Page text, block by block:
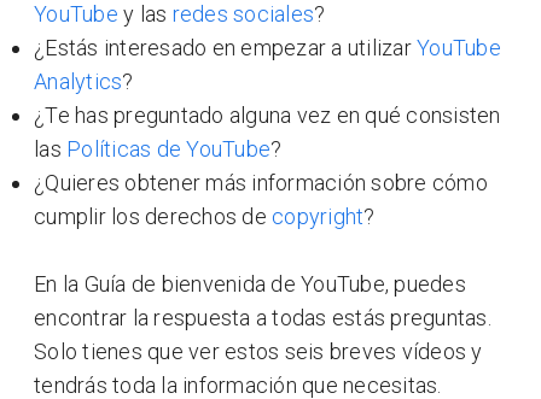
YouTube y las redes sociales?
¿Estás interesado en empezar a utilizarYouTube
Analytics?
¿Te has preguntado alguna vez en qué consisten
las Políticas de YouTube?
¿Quieres obtener más información sobre cómo
cumplir los derechos de copyright?
En la Guía de bienvenida de YouTube, puedes
encontrar la respuesta a todas estás preguntas.
Solo tienes que ver estos seis breves vídeos y
tendrás toda la información que necesitas.